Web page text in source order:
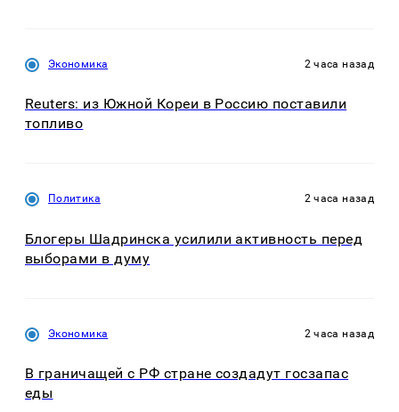
Экономика 2 часа назад
Reuters: из Южной Кореи в Россию поставили
топливо
Политика 2 часа назад
Блогеры Шадринска усилили активность перед
выборами в думу
Экономика 2 часа назад
В граничащей с РФ стране создадут госзапас
еды